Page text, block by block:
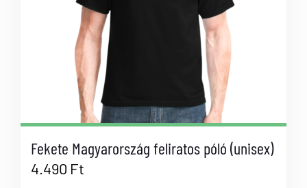
Fekete Magyarország feliratos póló (unisex)
4.490 Ft